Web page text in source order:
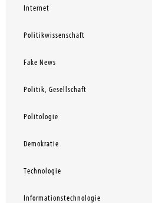
Internet
Politikwissenschaft
Fake News
Politik, Gesellschaft
Politologie
Demokratie
Technologie
Informationstechnologie